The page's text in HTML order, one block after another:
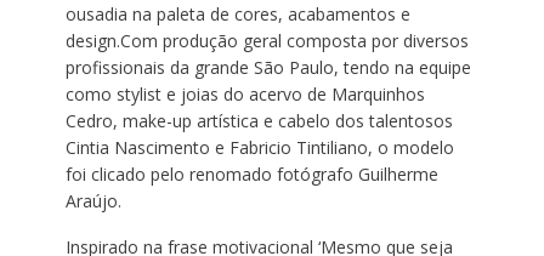
ousadia na paleta de cores, acabamentos e
design.Com produção geral composta por diversos
profissionais da grande São Paulo, tendo na equipe
como stylist e joias do acervo de Marquinhos
Cedro, make-up artística e cabelo dos talentosos
Cintia Nascimento e Fabricio Tintiliano, o modelo
foi clicado pelo renomado fotógrafo Guilherme
Araújo.
Inspirado na frase motivacional ‘Mesmo que seja